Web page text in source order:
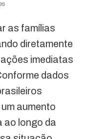
as famílias
diretamente
imediatas
dados
aumento
ao longo da